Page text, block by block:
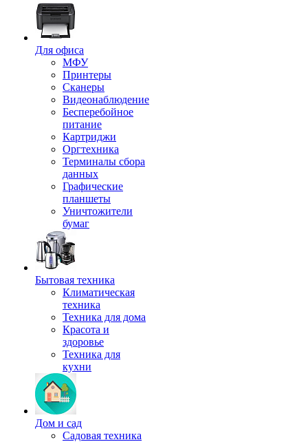
Для офиса
МФУ
Принтеры
Сканеры
Видеонаблюдение
Бесперебойное
питание
Картриджи
Оргтехника
Терминалы сбора
данных
Графические
планшеты
Уничтожители
бумаг
Бытовая техника
Климатическая
техника
Техника для дома
Красота и
здоровье
Техника для
кухни
Дом и сад
Садовая техника